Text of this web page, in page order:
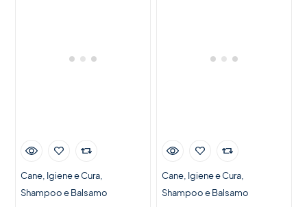
Cane Igiene e Cura
Shampoo e Balsamo
Cane Igiene e Cura
Shampoo e Balsamo